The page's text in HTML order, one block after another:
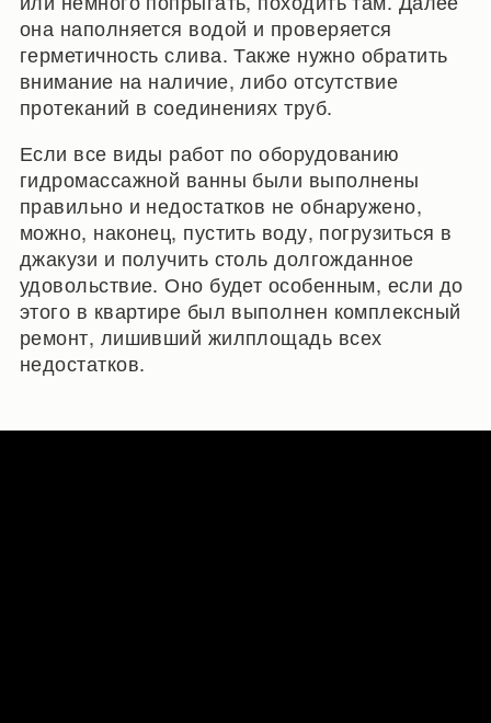
она наполняется водой и проверяется
герметичность слива. Также нужно обратить
внимание на наличие, либо отсутствие
протеканий в соединениях труб.
Если все виды работ по оборудованию
гидромассажной ванны были выполнены
правильно и недостатков не обнаружено,
можно, наконец, пустить воду, погрузиться в
джакузи и получить столь долгожданное
удовольствие. Оно будет особенным, если до
этого в квартире был выполнен комплексный
ремонт, лишивший жилплощадь всех
недостатков.